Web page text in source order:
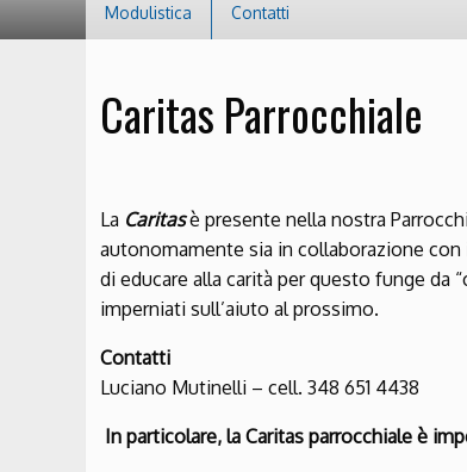
Modulistica Contatti
Caritas Parrocchiale
La Caritasè presente nella nostra
autonomamente sia in collaborazione
di educare alla carità per questo funge da
imperniati sull’aiuto al prossimo.
Contatti
Luciano Mutinelli – cell. 348 651 4438
In particolare, la Caritas parrocchiale è